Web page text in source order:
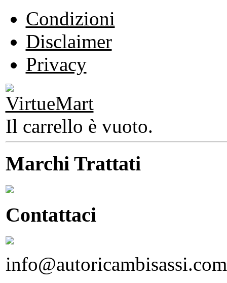
Condizioni
Disclaimer
Privacy
Il carrello è vuoto.
Marchi Trattati
Contattaci
info@autoricambisassi.com